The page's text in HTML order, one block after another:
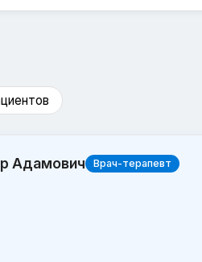
Адамович Врач-терапевт